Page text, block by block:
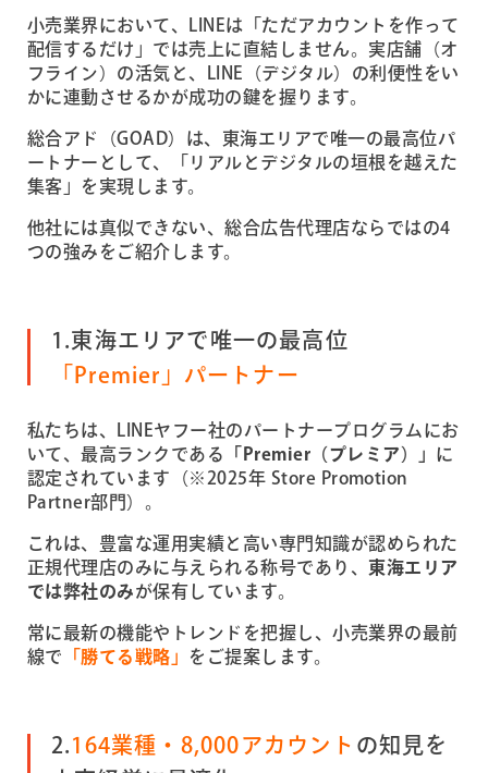
小売業界において、LINEは「ただアカウントを作って
配信するだけ」では売上に直結しません。実店舗（オ
フライン）の活気と、LINE（デジタル）の利便性をい
かに連動させるかが成功の鍵を握ります。
総合アド（GOAD）は、東海エリアで唯一の最高位パ
ートナーとして、「リアルとデジタルの垣根を越えた
集客」を実現します。
他社には真似できない、総合広告代理店ならではの4
つの強みをご紹介します。
1.東海エリアで唯一の最高位
「Premier」パートナー
私たちは、LINEヤフー社のパートナープログラムにお
いて、最高ランクである
「Premier（プレミア）」 に
認定されています（※2025年 Store Promotion
Partner部門）。
これは、豊富な運用実績と高い専門知識が認められた
正規代理店のみに与えられる称号であり、 東海エリア
では弊社のみが保有しています。
常に最新の機能やトレンドを把握し、小売業界の最前
線で
「勝てる戦略」 をご提案します。
2. 164業種・8,000アカウント の知見を